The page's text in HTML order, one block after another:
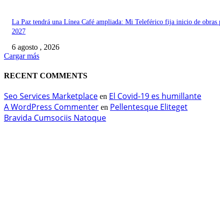
La Paz tendrá una Línea Café ampliada: Mi Teleférico fija inicio de obras
2027
6 agosto , 2026
Cargar más
RECENT COMMENTS
Seo Services Marketplace en El Covid-19 es humillante
A WordPress Commenter en Pellentesque Eliteget
Bravida Cumsociis Natoque